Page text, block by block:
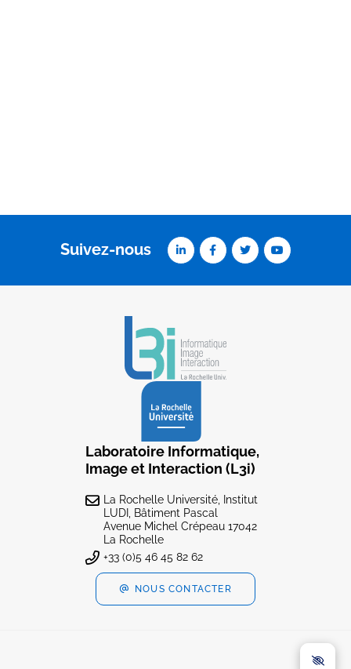
Suivez-nous
Laboratoire Informatique,
Image et Interaction (L3i)
La Rochelle Université, Institut
LUDI, Bâtiment Pascal
Avenue Michel Crépeau 17042
La Rochelle
+33 (0)5 46 45 82 62
NOUS CONTACTER